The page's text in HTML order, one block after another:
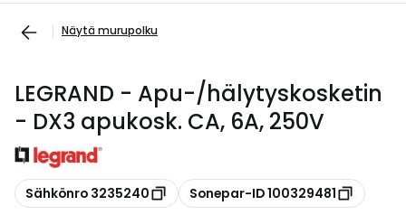
Näytä murupolku
LEGRAND - Apu-/hälytyskosketin
- DX3 apukosk. CA, 6A, 250V
Kopioi
Sähkönro 3235240 Kopioi
Sonepar-ID 100329481